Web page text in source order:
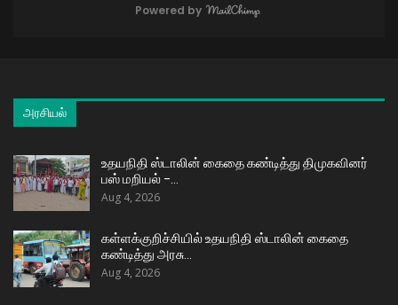
Powered by
அரசியல்
உதயநிதி ஸ்டாலின் கைதை கண்டித்து திமுகவினர்
பஸ் மறியல் –…
Aug 4, 2026
கள்ளக்குறிச்சியில் உதயநிதி ஸ்டாலின் கைதை
கண்டித்து அரசு…
Aug 4, 2026